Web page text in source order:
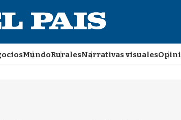
MundoRuralesNarrativas visuales